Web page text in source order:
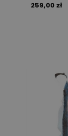
259,00 zł